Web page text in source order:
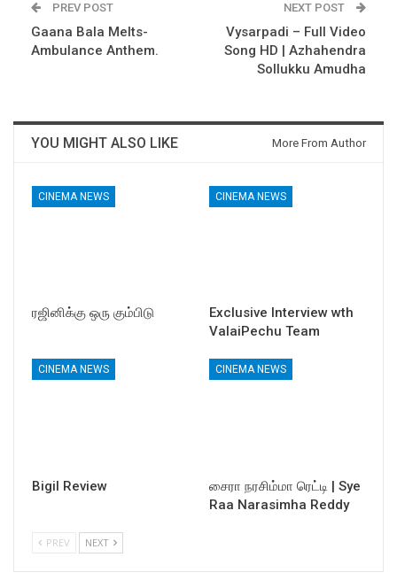
PREV POST
Gaana Bala Melts-
Ambulance Anthem.
NEXT POST
Vysarpadi – Full Video
Song HD | Azhahendra
Sollukku Amudha
YOU MIGHT ALSO LIKE More From Author
CINEMA NEWS
ரஜினிக்கு ஒரு கும்பிடு
CINEMA NEWS
Exclusive Interview wth
ValaiPechu Team
CINEMA NEWS
Bigil Review
CINEMA NEWS
சைரா நரசிம்மா ரெட்டி | Sye
Raa Narasimha Reddy
PREV NEXT